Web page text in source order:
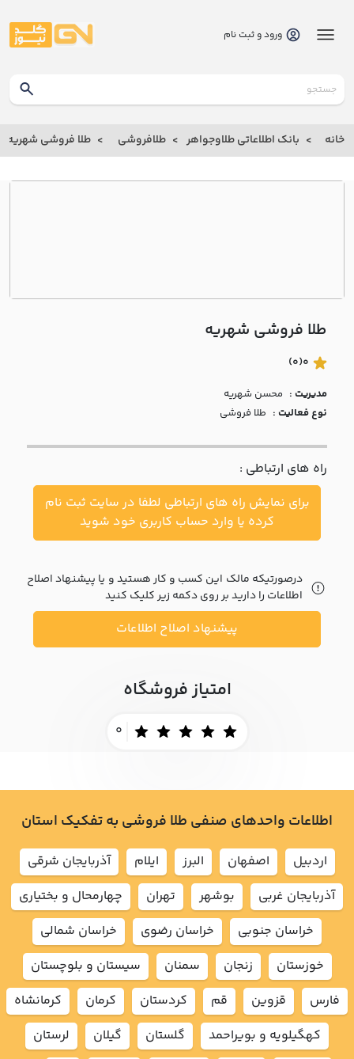
بانک
بانک
اطلاعاتی
درباره
با ما
مقالات
اخبار
پرسش
متداول
خواست
ورود و ثبت نام
خانه بانک اطلاعاتی طلاوجواهر طلافروشی طلا فروشی شهريه
طلا فروشی شهريه
0
(0)
مدیریت : محسن شهريه
نوع فعالیت : طلا فروشی
راه های ارتباطی :
برای نمایش راه های ارتباطی لطفا در سایت ثبت نام
کرده یا وارد حساب کاربری خود شوید
درصورتیکه مالک این کسب و کار هستید و یا پیشنهاد اصلاح
اطلاعات را دارید بر روی دکمه زیر کلیک کنید
پیشنهاد اصلاح اطلاعات
امتیاز فروشگاه
0
اطلاعات واحدهای صنفی طلا فروشی به تفکیک استان
اردبيل اصفهان البرز ايلام
آذربايجان شرقي
آذربايجان غربي
بوشهر تهران
چهارمحال و بختياري
خراسان جنوبي
خراسان رضوي
خراسان شمالي
خوزستان
زنجان سمنان
سيستان و بلوچستان
فارس
قزوين قم كردستان كرمان
كرمانشاه
كهگيلويه و بويراحمد
گلستان گيلان
لرستان